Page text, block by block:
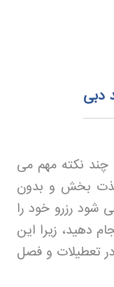
دبی
چند نکته مهم می
لذت بخش و بدون
شود رزرو خود را
دهید، زیرا این
تعطیلات و فصل